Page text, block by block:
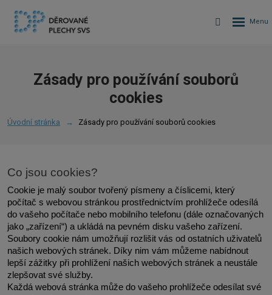
Zásady pro používání souborů
cookies
Úvodní stránka Zásady pro používání souborů cookies
Co jsou cookies?
Cookie je malý soubor tvořený písmeny a číslicemi, který
počítač s webovou stránkou prostřednictvím prohlížeče odesílá
do vašeho počítače nebo mobilního telefonu (dále označovaných
jako „zařízení“) a ukládá na pevném disku vašeho zařízení.
Soubory cookie nám umožňují rozlišit vás od ostatních uživatelů
našich webových stránek. Díky nim vám můžeme nabídnout
lepší zážitky při prohlížení našich webových stránek a neustále
zlepšovat své služby.
Každá webová stránka může do vašeho prohlížeče odesílat své